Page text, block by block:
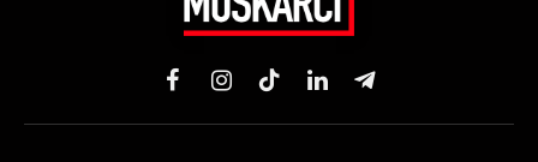
FacebookInstagramTikTokLinkedInTelegram